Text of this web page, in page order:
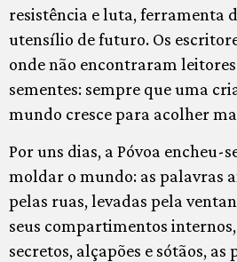
resistência e luta, ferramenta
utensílio de futuro. Os
onde não encontraram
sementes: sempre que uma
mundo cresce para acolher
Por uns dias, a Póvoa encheu-
moldar o mundo: as palavras
pelas ruas, levadas pela
seus compartimentos
secretos, alçapões e sótãos,